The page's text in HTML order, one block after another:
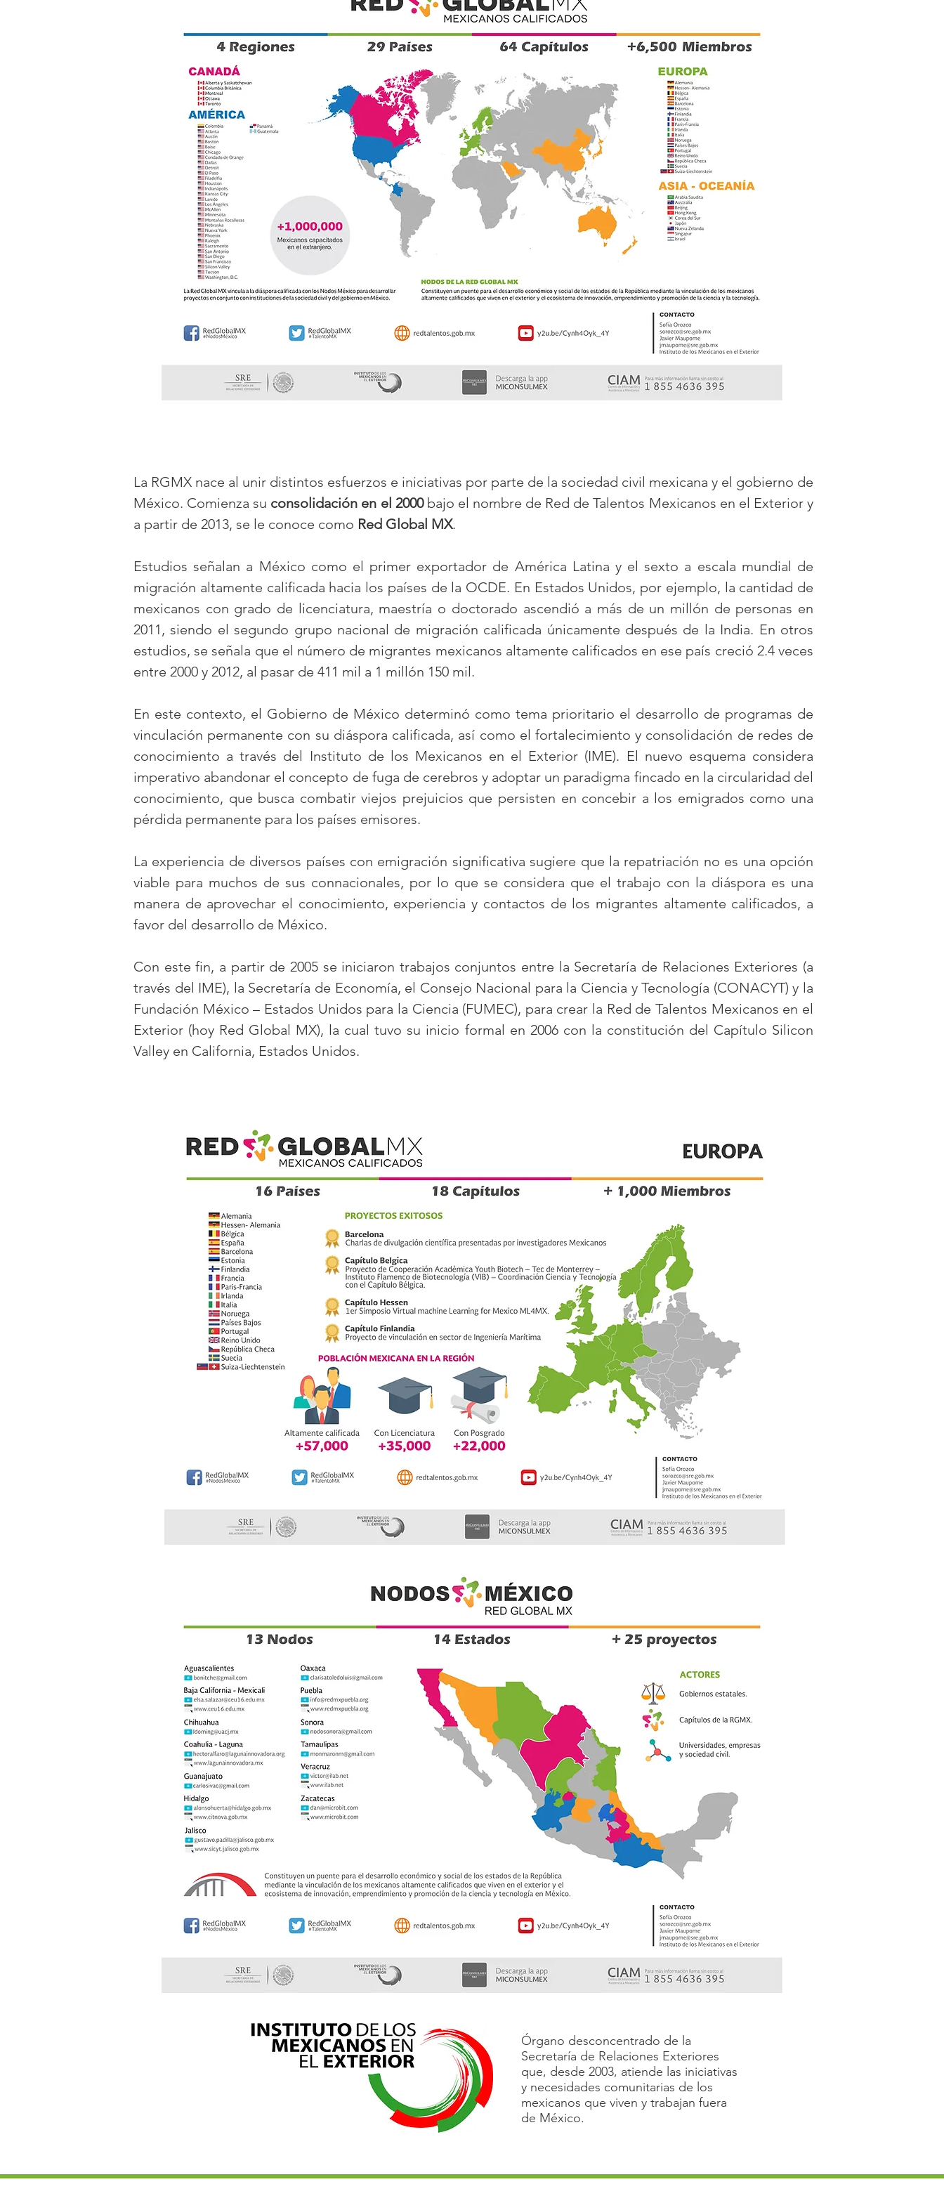
La RGMX en el Mundo
Órgano desconcentrado de la
Secretaría de Relaciones Exteriores
que, desde 2003, atiende las iniciativas
y necesidades comunitarias de los
mexicanos que viven y trabajan fuera
de México.
La RGMX nace al unir distintos esfuerzos e iniciativas por parte de la sociedad civil mexicana y el gobierno de
México. Comienza su consolidación en el 2000bajo el nombre de Red de Talentos Mexicanos en el Exterior y
a partir de 2013, se le conoce como Red Global MX.
Estudios señalan a México como el primer exportador de América Latina y el sexto a escala mundial de
migración altamente calificada hacia los países de la OCDE. En Estados Unidos, por ejemplo, la cantidad de
mexicanos con grado de licenciatura, maestría o doctorado ascendió a más de un millón de personas en
2011, siendo el segundo grupo nacional de migración calificada únicamente después de la India. En otros
estudios, se señala que el número de migrantes mexicanos altamente calificados en ese país creció 2.4 veces
entre 2000 y 2012, al pasar de 411 mil a 1 millón 150 mil.
En este contexto, el Gobierno de México determinó como tema prioritario el desarrollo de programas de
vinculación permanente con su diáspora calificada, así como el fortalecimiento y consolidación de redes de
conocimiento a través del Instituto de los Mexicanos en el Exterior (IME). El nuevo esquema considera
imperativo abandonar el concepto de fuga de cerebros y adoptar un paradigma fincado en la circularidad del
conocimiento, que busca combatir viejos prejuicios que persisten en concebir a los emigrados como una
pérdida permanente para los países emisores.
La experiencia de diversos países con emigración significativa sugiere que la repatriación no es una opción
viable para muchos de sus connacionales, por lo que se considera que el trabajo con la diáspora es una
manera de aprovechar el conocimiento, experiencia y contactos de los migrantes altamente calificados, a
favor del desarrollo de México.
Con este fin, a partir de 2005 se iniciaron trabajos conjuntos entre la Secretaría de Relaciones Exteriores (a
través del IME), la Secretaría de Economía, el Consejo Nacional para la Ciencia y Tecnología (CONACYT) y la
Fundación México – Estados Unidos para la Ciencia (FUMEC), para crear la Red de Talentos Mexicanos en el
Exterior (hoy Red Global MX), la cual tuvo su inicio formal en 2006 con la constitución del Capítulo Silicon
Valley en California, Estados Unidos.